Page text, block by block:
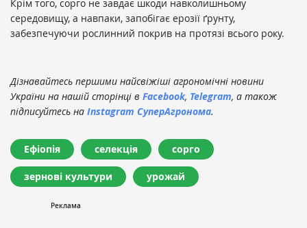
Крім того, сорго не завдає шкоди навколишньому
середовищу, а навпаки, запобігає ерозії ґрунту,
забезпечуючи рослинний покрив на протязі всього року.
Дізнавайтесь першими найсвіжіші агрономічні новини
України на нашій сторінці в Facebook, Telegram, а також
підписуйтесь на Instagram СуперАгронома.
Ефіопія селекція сорго
зернові культури урожай